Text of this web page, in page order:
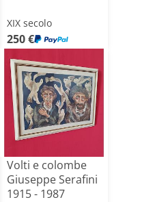
XIX secolo
250 €
Volti e colombe
Giuseppe Serafini
1915 - 1987